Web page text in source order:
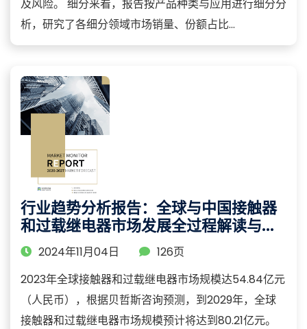
及风险。 细分来看，报告按产品种类与应用进行细分分
析，研究了各细分领域市场销量、份额占比...
行业趋势分析报告：全球与中国接触器
和过载继电器市场发展全过程解读与前
景预测
2024年11月04日
126页
2023年全球接触器和过载继电器市场规模达54.84亿元
（人民币），根据贝哲斯咨询预测，到2029年，全球
接触器和过载继电器市场规模预计将达到80.21亿元。